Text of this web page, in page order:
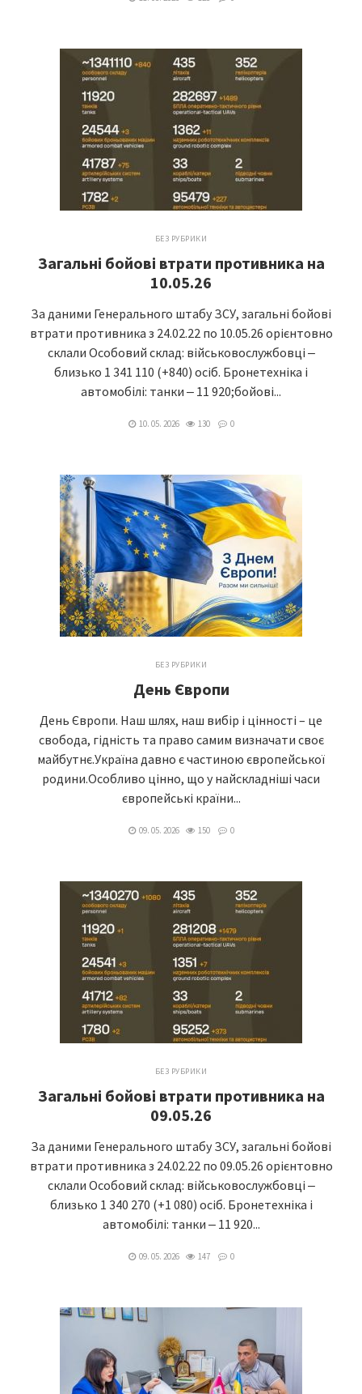
БЕЗ РУБРИКИ
Загальні бойові втрати противника на
10.05.26
За даними Генерального штабу ЗСУ, загальні бойові
втрати противника з 24.02.22 по 10.05.26 орієнтовно
склали Особовий склад: військовослужбовці ‒
близько 1 341 110 (+840) осіб. Бронетехніка і
автомобілі: танки ‒ 11 920;бойові...
10. 05. 2026 130 0
БЕЗ РУБРИКИ
День Європи
День Європи. Наш шлях, наш вибір і цінності – це
свобода, гідність та право самим визначати своє
майбутнє.Україна давно є частиною європейської
родини.Особливо цінно, що у найскладніші часи
європейські країни...
09. 05. 2026 150 0
БЕЗ РУБРИКИ
Загальні бойові втрати противника на
09.05.26
За даними Генерального штабу ЗСУ, загальні бойові
втрати противника з 24.02.22 по 09.05.26 орієнтовно
склали Особовий склад: військовослужбовці ‒
близько 1 340 270 (+1 080) осіб. Бронетехніка і
автомобілі: танки ‒ 11 920...
09. 05. 2026 147 0